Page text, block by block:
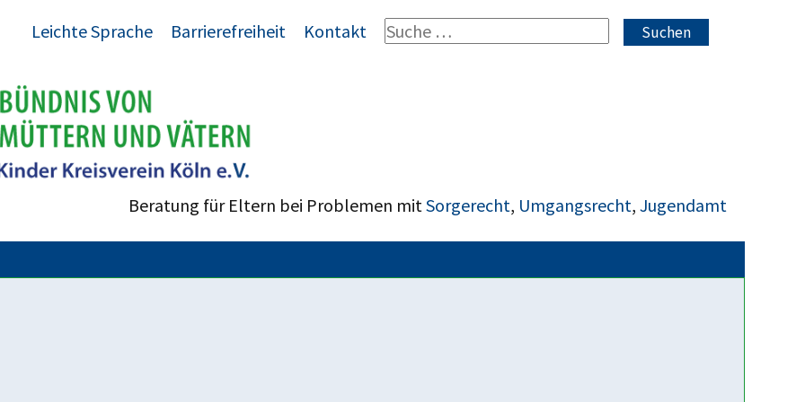
Leichte Sprache Barrierefreiheit Kontakt Suchen
Beratung für Eltern bei Problemen mitSorgerecht, Umgangsrecht, Jugendamt